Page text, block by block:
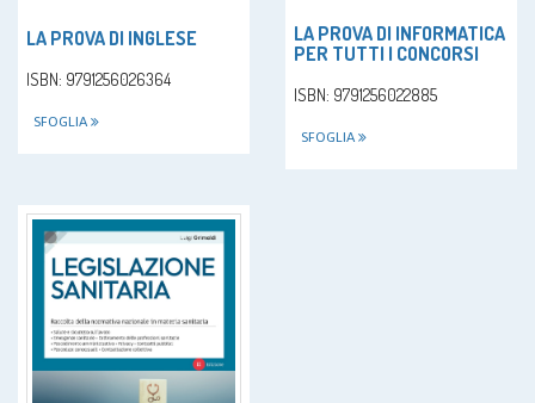
LA PROVA DI INGLESE
ISBN: 9791256026364
SFOGLIA
LA PROVA DI INFORMATICA
PER TUTTI I CONCORSI
ISBN: 9791256022885
SFOGLIA